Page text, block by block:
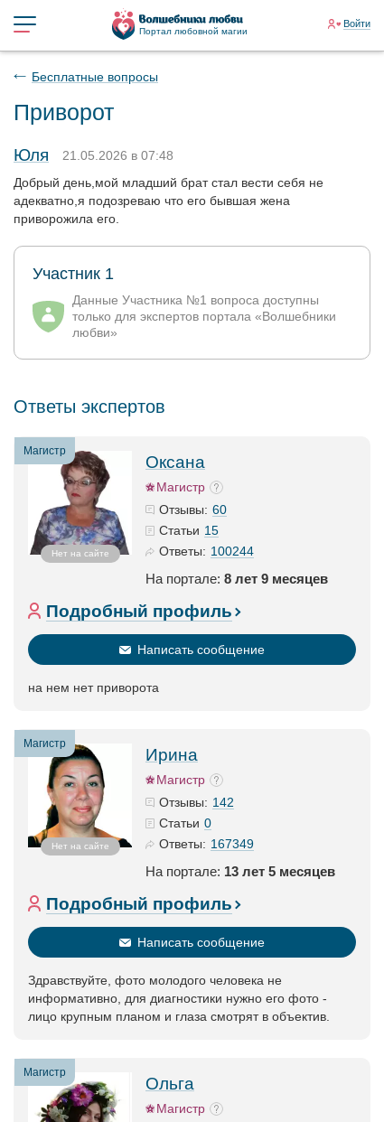
Портал любовной магии
Войти
Бесплатные вопросы
Приворот
Юля
21.05.2026 в 07:48
Добрый день,мой младший брат стал вести себя не
адекватно,я подозреваю что его бывшая жена
приворожила его.
Участник 1
Данные Участника №1 вопроса доступны
только для экспертов портала «Волшебники
любви»
Ответы экспертов
Магистр
Нет на сайте
Оксана
Магистр
Отзывы: 60
Статьи 15
Ответы: 100244
На портале: 8 лет 9 месяцев
Подробный профиль
Написать сообщение
на нем нет приворота
Магистр
Нет на сайте
Ирина
Магистр
Отзывы: 142
Статьи 0
Ответы: 167349
На портале: 13 лет 5 месяцев
Подробный профиль
Написать сообщение
Здравствуйте, фото молодого человека не
информативно, для диагностики нужно его фото -
лицо крупным планом и глаза смотрят в объектив.
Магистр
Ольга
Магистр